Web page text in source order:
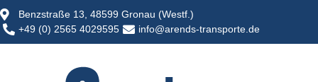
Benzstraße 13, 48599 Gronau (Westf.)
+49 (0) 2565 4029595
info@arends-transporte.de